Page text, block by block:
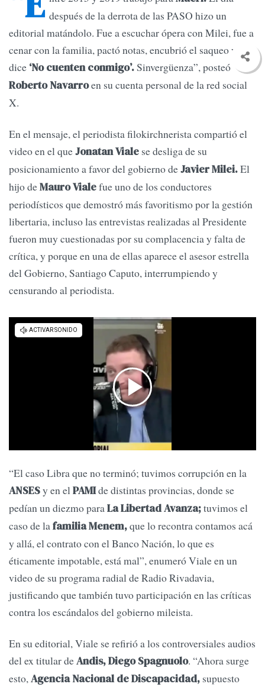
después de la derrota de las PASO hizo un
editorial matándolo. Fue a escuchar ópera con Milei, fue a
cenar con la familia, pactó notas, encubrió el saqueo y hoy
dice ‘No cuenten conmigo’.Sinvergüenza”, posteó
Roberto Navarroen su cuenta personal de la red social
X.
En el mensaje, el periodista filokirchnerista compartió el
video en el queJonatan Viale se desliga de su
posicionamiento a favor del gobierno deJavier Milei.El
hijo deMauro Vialefue uno de los conductores
periodísticos que demostró más favoritismo por la gestión
libertaria, incluso las entrevistas realizadas al Presidente
fueron muy cuestionadas por su complacencia y falta de
crítica, y porque en una de ellas aparece el asesor estrella
del Gobierno, Santiago Caputo, interrumpiendo y
censurando al periodista.
“El caso Libra que no terminó; tuvimos corrupción en la
ANSESy en elPAMIde distintas provincias, donde se
pedían un diezmo paraLa Libertad Avanza;tuvimos el
caso de lafamilia Menem,que lo recontra contamos acá
y allá, el contrato con el Banco Nación, lo que es
éticamente impotable, está mal”, enumeró Viale en un
video de su programa radial de Radio Rivadavia,
justificando que también tuvo participación en las críticas
contra los escándalos del gobierno mileista.
En su editorial, Viale se refirió a los controversiales audios
del ex titular deAndis, Diego Spagnuolo. “Ahora surge
esto,Agencia Nacional de Discapacidad, supuesto